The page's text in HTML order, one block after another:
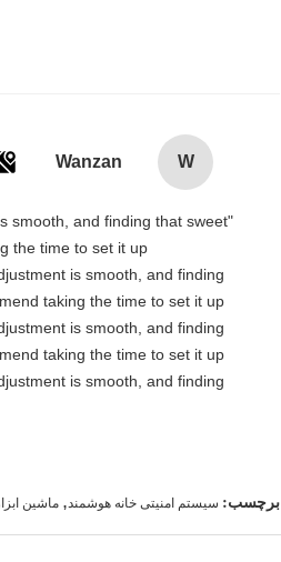
W
Wanzan
smooth, and finding that sweet
the time to set it up
is smooth, and finding
taking the time to set it up
is smooth, and finding
taking the time to set it up
is smooth, and finding
برچسب: سیستم امنیتی خانه هوشمند, ماشین